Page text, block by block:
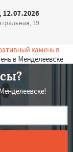
19
камень в
в Менделеевске